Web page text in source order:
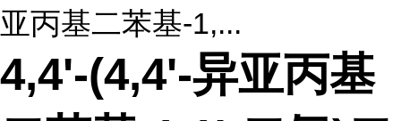
亚丙基二苯基-1,...
4,4'-(4,4'-异亚丙基